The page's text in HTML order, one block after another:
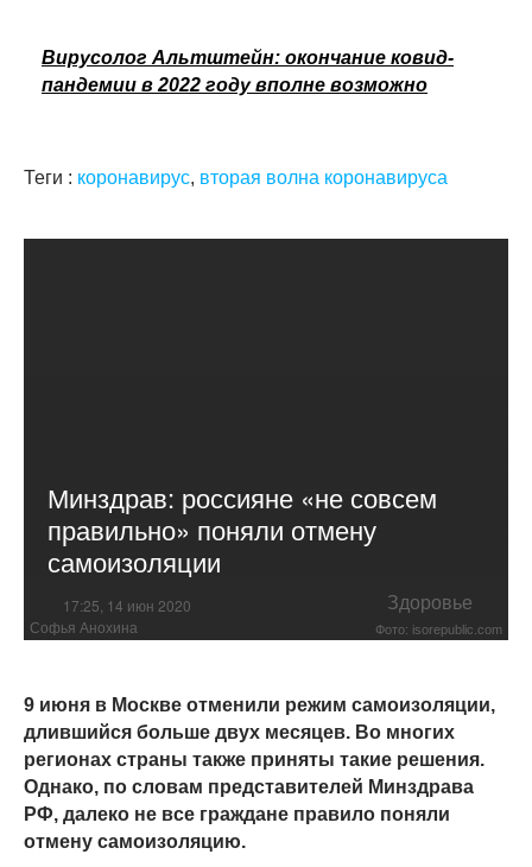
Вирусолог Альтштейн: окончание ковид-
пандемии в 2022 году вполне возможно
Теги : коронавирус, вторая волна коронавируса
Минздрав: россияне «не совсем
правильно» поняли отмену
самоизоляции
17:25, 14 июн 2020 Здоровье
Софья Анохина Фото: isorepublic.com
9 июня в Москве отменили режим самоизоляции,
длившийся больше двух месяцев. Во многих
регионах страны также приняты такие решения.
Однако, по словам представителей Минздрава
РФ, далеко не все граждане правило поняли
отмену самоизоляцию.